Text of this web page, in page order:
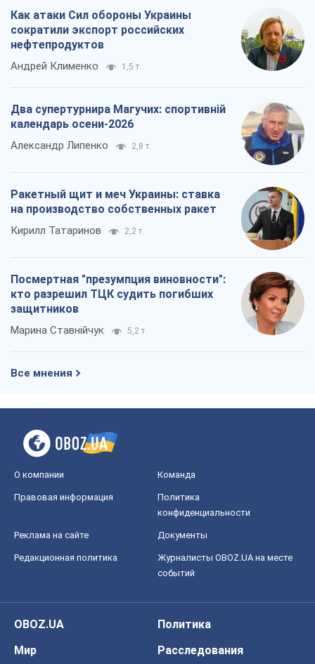
Как атаки Сил обороны Украины
сократили экспорт российских
нефтепродуктов
Андрей Клименко 1,5 т.
Два супертурнира Магучих: спортивній
календарь осени-2026
Александр Липенко 2,8 т.
Ракетный щит и меч Украины: ставка
на производство собственных ракет
Кирилл Татаринов 2,2 т.
Посмертная "презумпция виновности":
кто разрешил ТЦК судить погибших
защитников
Марина Ставнійчук 5,2 т.
Все мнения
О компании Команда
Правовая информация
Политика
конфиденциальности
Реклама на сайте Документы
Редакционная политика
Журналисты OBOZ.UA на месте
событий
OBOZ.UA
Политика
Мир
Расследования